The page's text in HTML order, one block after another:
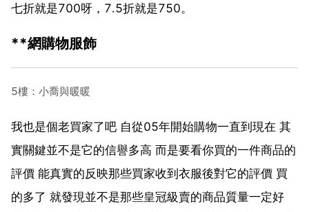
七折就是700呀，7.5折就是750。
**網購物服飾
5樓：小喬與暖暖
我也是個老買家了吧 自從05年開始購物一直到現在 其
實關鍵並不是它的信譽多高 而是要看你買的一件商品的
評價 能真實的反映那些買家收到衣服後對它的評價 買
的多了 就發現並不是那些皇冠級賣的商品質量一定好